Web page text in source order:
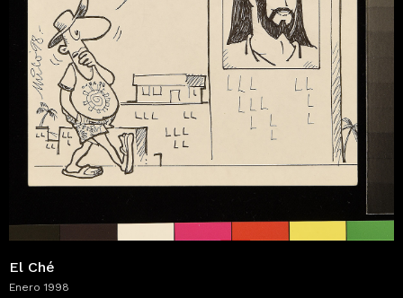
El Ché
Enero 1998